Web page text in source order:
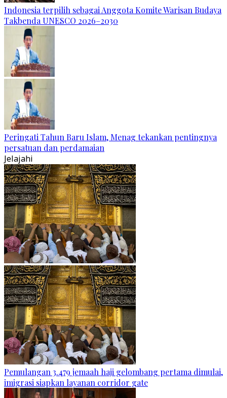
Indonesia terpilih sebagai Anggota Komite Warisan Budaya
Takbenda UNESCO 2026–2030
Peringati Tahun Baru Islam, Menag tekankan pentingnya
persatuan dan perdamaian
Jelajahi
Pemulangan 3.479 jemaah haji gelombang pertama dimulai,
imigrasi siapkan layanan corridor gate